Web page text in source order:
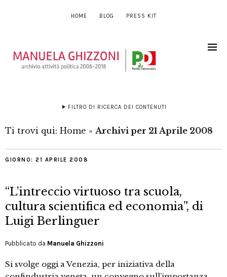
HOME BLOG PRESS KIT
FILTRO DI RICERCA DEI CONTENUTI
Ti trovi qui: Home » Archivi per 21 Aprile 2008
GIORNO: 21 APRILE 2008
“L’intreccio virtuoso tra scuola,
cultura scientifica ed economia”, di
Luigi Berlinguer
Pubblicato da Manuela Ghizzoni
Si svolge oggi a Venezia, per iniziativa della